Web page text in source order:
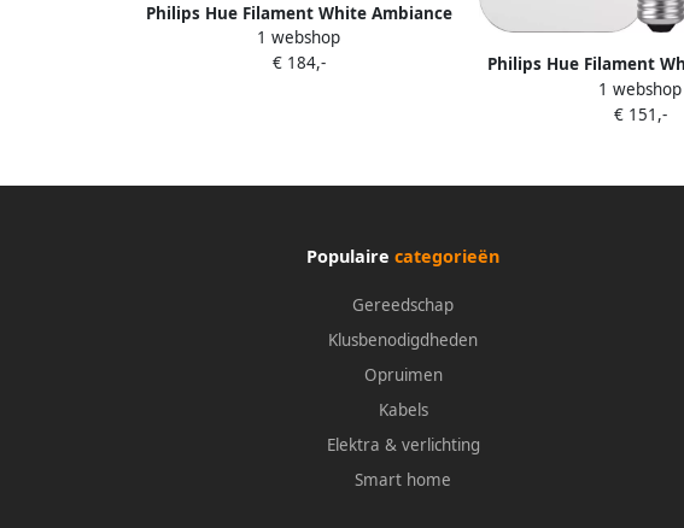
Philips Hue Filament White Ambiance
Edison XL 3-pack + dimme
1 webshop
€ 184,-
Philips Hue Filament
Edison XL 2-Pack
1 webshop
€ 151,-
Populaire categorieën
Gereedschap
Klusbenodigdheden
Opruimen
Kabels
Elektra & verlichting
Smart home